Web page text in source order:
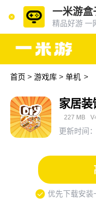
一米游盒
精品好游 一
首页 > 游戏库> 单机 >
家居装
227 MB
更新时间：
优先下载安装